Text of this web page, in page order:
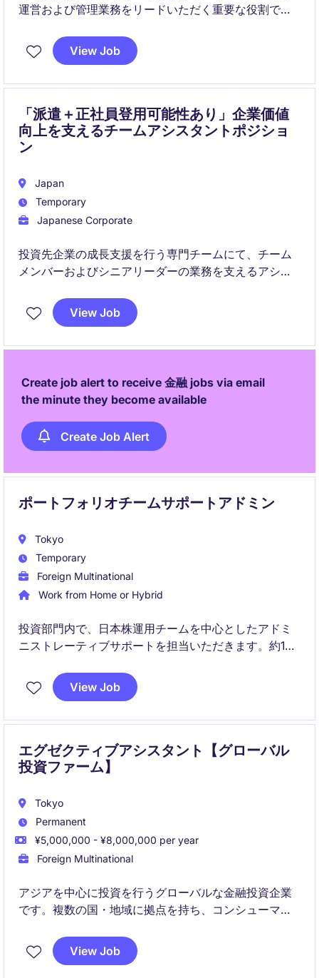
運営および管理業務をリードいただく重要な役割で
総務・秘書・IT・人事サポートなど多岐にわたる業務
View Job
「派遣＋正社員登用可能性あり」企業価値
向上を支えるチームアシスタントポジショ
ン
Japan
Temporary
Japanese Corporate
投資先企業の成長支援を行う専門チームにて、チーム
メンバーおよびシニアリーダーの業務を支えるアシス
整業務まで幅広く担当し、組織運営を支える重要な役
割を担います。
View Job
Create job alert to receive 金融 jobs via email
the minute they become available
Create Job Alert
ポートフォリオチームサポートアドミン
Tokyo
Temporary
Foreign Multinational
Work from Home or Hybrid
投資部門内で、日本株運用チームを中心としたアドミ
ニストレーティブサポートを担当いただきます。約10
ら、他のアシスタントメンバーと協力して円滑なチー
ム運営を支えるポジションです。
View Job
エグゼクティブアシスタント【グローバル
投資ファーム】
Tokyo
Permanent
¥5,000,000 - ¥8,000,000 per year
Foreign Multinational
アジアを中心に投資を行うグローバルな金融投資企業
です。複数の国・地域に拠点を持ち、コンシューマー
企業への投資を行っています。
View Job